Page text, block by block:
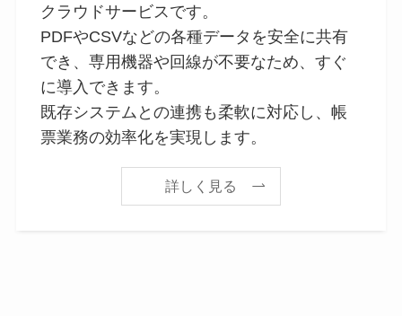
クラウドサービスです。
PDFやCSVなどの各種データを安全に共有
でき、専用機器や回線が不要なため、すぐ
に導入できます。
既存システムとの連携も柔軟に対応し、帳
票業務の効率化を実現します。
詳しく見る